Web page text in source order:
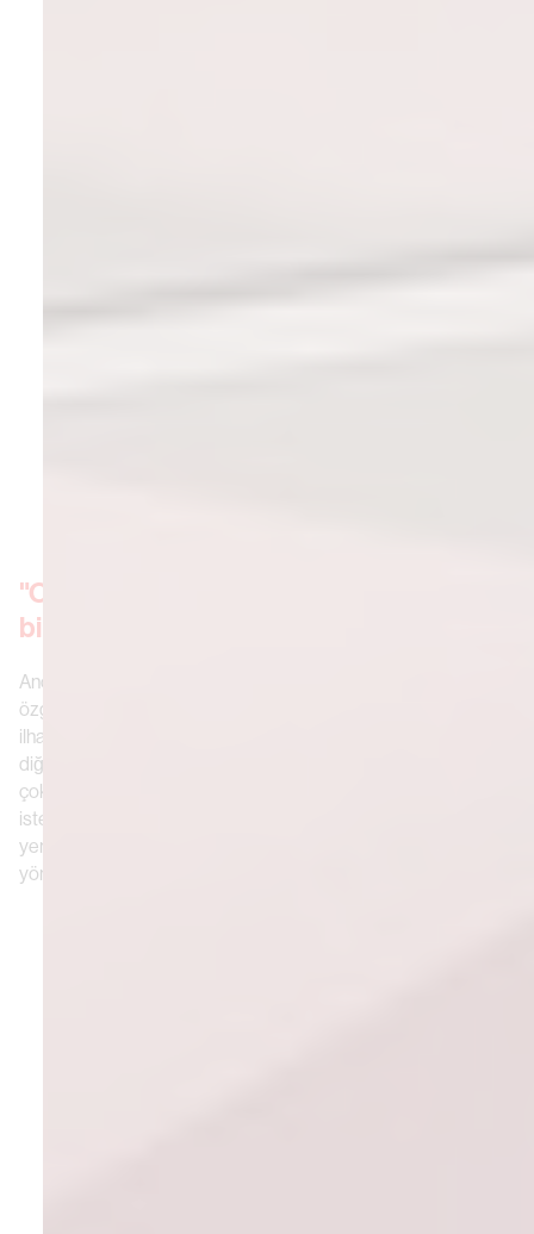
"O harika hikayeleri anlatan insanlardan
biri olmak istedim"
Ancak sanatsal ilham oldukça öngörülemez ve her sanatçıya
özgü olabilir ve Oyow için Seul'deki fiziksel ortamı ona pek
ilham vermiyor. Bunun yerine, ne zaman benzini bitse, hayatının
diğer yönlerine dönüyor. "Çocukluğumdan beri resimli kitapları
çok severdim. O harika hikayeleri anlatan insanlardan biri olmak
istedim". Bu yüzden Oyow ne zaman yaratıcı kıvılcımının
yeniden alevlenmesi gerektiğini hissetse bu kitaplara
yöneliyor.